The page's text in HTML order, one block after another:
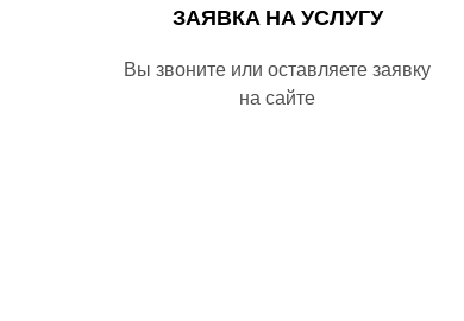
ЗАЯВКА НА УСЛУГУ
Вы звоните или оставляете заявку
на сайте